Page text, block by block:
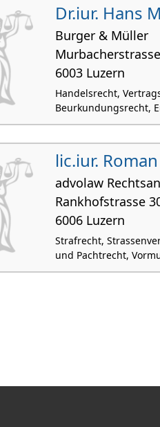
Dr.iur. Hans
Burger & Müller
6003 Luzern
Handelsrecht,
Beurkundungsrecht,
lic.iur.
advolaw
Rankhofstrasse
6006 Luzern
Strafrecht,
und Pachtrecht,